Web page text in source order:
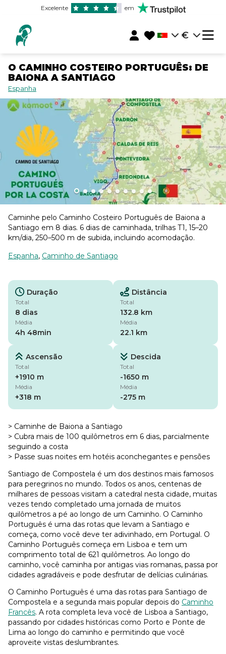
Excelente em
€
O CAMINHO COSTEIRO PORTUGUÊS: DE
BAIONA A SANTIAGO
Espanha
Caminhe pelo Caminho Costeiro Português de Baiona a
Santiago em 8 dias. 6 dias de caminhada, trilhas T1, 15–20
km/dia, 250–500 m de subida, incluindo acomodação.
Espanha, Caminho de Santiago
Duração
Total
8 dias
Média
4h 48min
Distância
Total
132.8 km
Média
22.1 km
Ascensão
Total
+1910 m
Média
+318 m
Descida
Total
-1650 m
Média
-275 m
> Caminhe de Baiona a Santiago
> Cubra mais de 100 quilômetros em 6 dias, parcialmente
seguindo a costa
> Passe suas noites em hotéis aconchegantes e pensões
Santiago de Compostela é um dos destinos mais famosos
para peregrinos no mundo. Todos os anos, centenas de
milhares de pessoas visitam a catedral nesta cidade, muitas
vezes tendo completado uma jornada de muitos
quilômetros a pé ao longo de um Caminho. O Caminho
Português é uma das rotas que levam a Santiago e
começa, como você deve ter adivinhado, em Portugal. O
Caminho Português começa em Lisboa e tem um
comprimento total de 621 quilômetros. Ao longo do
caminho, você caminha por antigas vias romanas, passa por
cidades agradáveis e pode desfrutar de delícias culinárias.
O Caminho Português é uma das rotas para Santiago de
Compostela e a segunda mais popular depois do Caminho
Francês. A rota completa leva você de Lisboa a Santiago,
passando por cidades históricas como Porto e Ponte de
Lima ao longo do caminho e permitindo que você
aproveite vistas deslumbrantes.